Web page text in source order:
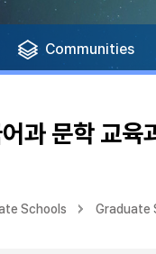
Communities
과 문학 교육
Schools Graduate